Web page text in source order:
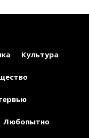
Культура
Любопытно